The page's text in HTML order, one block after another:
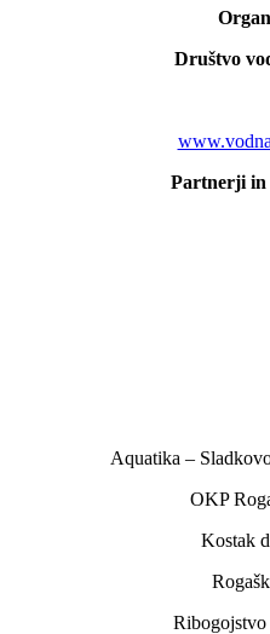
Društvo
Partnerji
Aquatika –
OKP
Kostak
Ribogojstvo